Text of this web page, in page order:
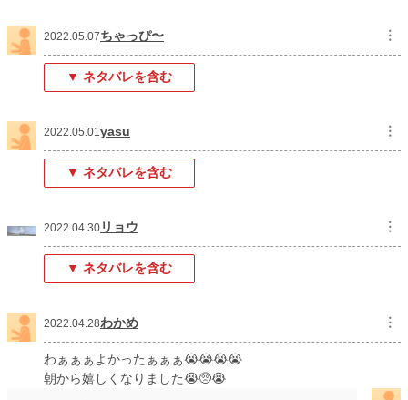
2022.05.07ちゃっぴ〜 ︙
▼ ネタバレを含む
2022.05.01 yasu ︙
▼ ネタバレを含む
2022.04.30 リョウ ︙
▼ ネタバレを含む
2022.04.28わかめ ︙
わぁぁぁよかったぁぁぁ😭😭😭😭
朝から嬉しくなりました😭🥺😭